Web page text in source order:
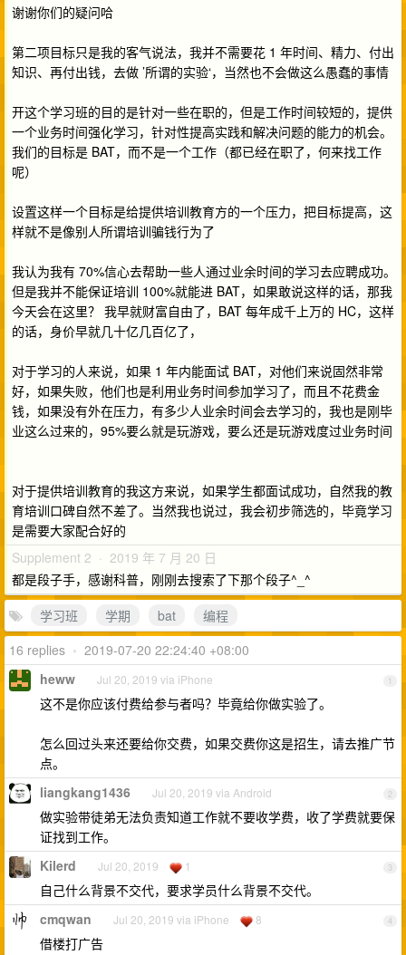
谢谢你们的疑问哈
第二项目标只是我的客气说法，我并不需要花 1 年时间、精力、付出
知识、再付出钱，去做 ’所谓的实验‘，当然也不会做这么愚蠢的事情
开这个学习班的目的是针对一些在职的，但是工作时间较短的，提供
一个业务时间强化学习，针对性提高实践和解决问题的能力的机会。
我们的目标是 BAT，而不是一个工作（都已经在职了，何来找工作
呢）
设置这样一个目标是给提供培训教育方的一个压力，把目标提高，这
样就不是像别人所谓培训骗钱行为了
我认为我有 70%信心去帮助一些人通过业余时间的学习去应聘成功。
但是我并不能保证培训 100%就能进 BAT，如果敢说这样的话，那我
今天会在这里？ 我早就财富自由了，BAT 每年成千上万的 HC，这样
的话，身价早就几十亿几百亿了，
对于学习的人来说，如果 1 年内能面试 BAT，对他们来说固然非常
好，如果失败，他们也是利用业务时间参加学习了，而且不花费金
钱，如果没有外在压力，有多少人业余时间会去学习的，我也是刚毕
业这么过来的，95%要么就是玩游戏，要么还是玩游戏度过业务时间
对于提供培训教育的我这方来说，如果学生都面试成功，自然我的教
育培训口碑自然不差了。当然我也说过，我会初步筛选的，毕竟学习
是需要大家配合好的
Supplement 2 · 2019 年 7 月 20 日
都是段子手，感谢科普，刚刚去搜索了下那个段子^_^
学习班
学期 bat
编程
16 replies • 2019-07-20 22:24:40 +08:00
1
heww Jul 20, 2019 via iPhone
这不是你应该付费给参与者吗？毕竟给你做实验了。
怎么回过头来还要给你交费，如果交费你这是招生，请去推广节
点。
2
liangkang1436 Jul 20, 2019 via Android
做实验带徒弟无法负责知道工作就不要收学费，收了学费就要保
证找到工作。
3
Kilerd Jul 20, 2019 1
自己什么背景不交代，要求学员什么背景不交代。
4
cmqwan Jul 20, 2019 via iPhone 8
借楼打广告